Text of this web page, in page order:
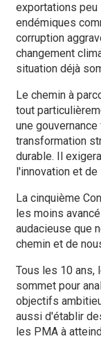
exportations
endémiques
corruption
changement
situation déjà
Le chemin à
tout
une
transformation
durable. Il
l'innovation et
La cinquième
les moins
audacieuse que
chemin et de
Tous les 10 ans,
sommet pour
objectifs
aussi d'établir
les PMA à